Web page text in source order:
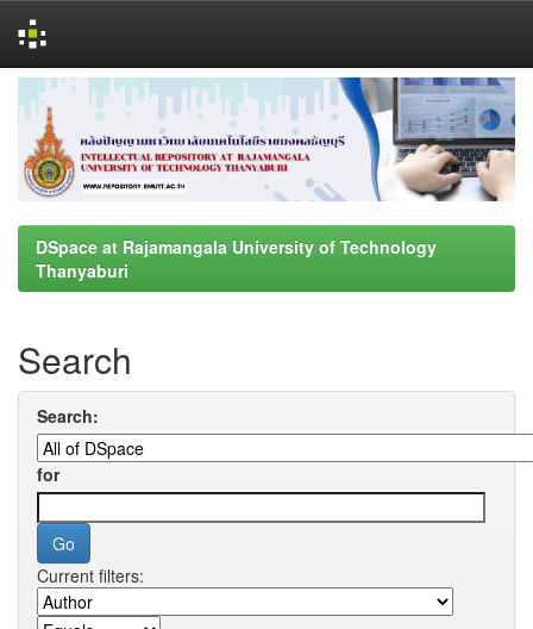
navigation
DSpace at Rajamangala University of Technology
Thanyaburi
Search
Search:
for
Current filters: